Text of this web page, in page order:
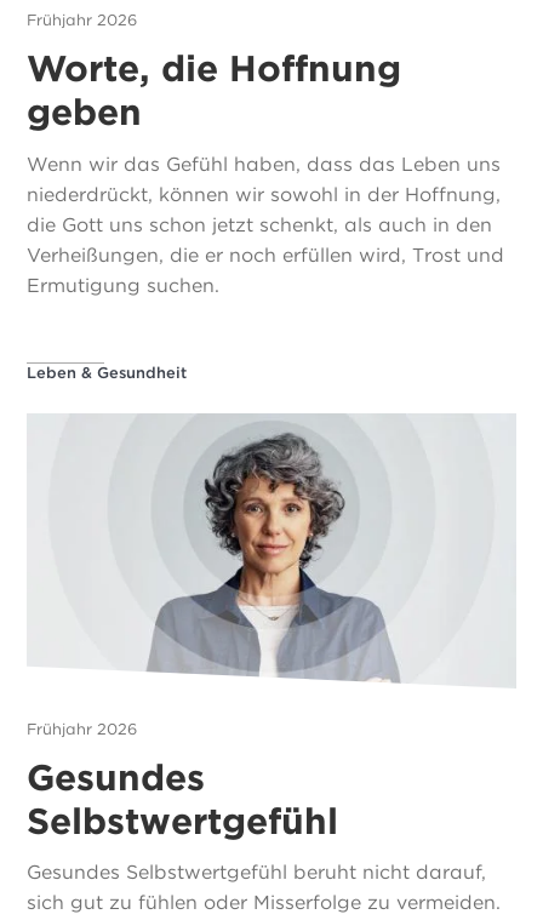
Frühjahr 2026
Worte, die Hoffnung
geben
Wenn wir das Gefühl haben, dass das Leben uns
niederdrückt, können wir sowohl in der Hoffnung,
die Gott uns schon jetzt schenkt, als auch in den
Verheißungen, die er noch erfüllen wird, Trost und
Ermutigung suchen.
Leben & Gesundheit
Frühjahr 2026
Gesundes
Selbstwertgefühl
Gesundes Selbstwertgefühl beruht nicht darauf,
sich gut zu fühlen oder Misserfolge zu vermeiden.